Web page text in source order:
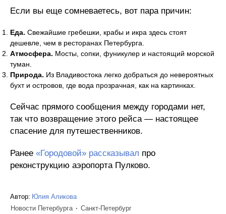
Если вы еще сомневаетесь, вот пара причин:
Еда. Свежайшие гребешки, крабы и икра здесь стоят
дешевле, чем в ресторанах Петербурга.
Атмосфера. Мосты, сопки, фуникулер и настоящий морской
туман.
Природа. Из Владивостока легко добраться до невероятных
бухт и островов, где вода прозрачная, как на картинках.
Сейчас прямого сообщения между городами нет,
так что возвращение этого рейса — настоящее
спасение для путешественников.
Ранее «Городовой» рассказывал про
реконструкцию аэропорта Пулково.
Автор: Юлия Аликова
Новости Петербурга
Санкт-Петербург